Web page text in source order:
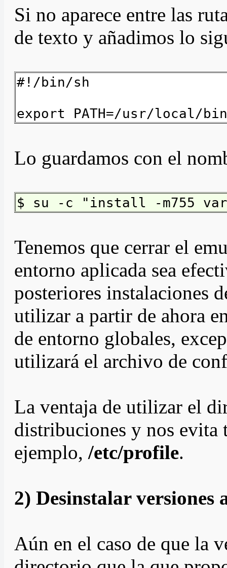
Si no aparece entre las
de texto y añadimos lo
#!/bin/sh
export PATH=/usr/local/
Lo guardamos con el
$ su -c "install -m755
Tenemos que cerrar el
entorno aplicada sea
posteriores instalaciones
utilizar a partir de ahora
de entorno globales,
utilizará el archivo de
La ventaja de utilizar el
distribuciones y nos evita
ejemplo, /etc/profile.
2) Desinstalar
Aún en el caso de que la